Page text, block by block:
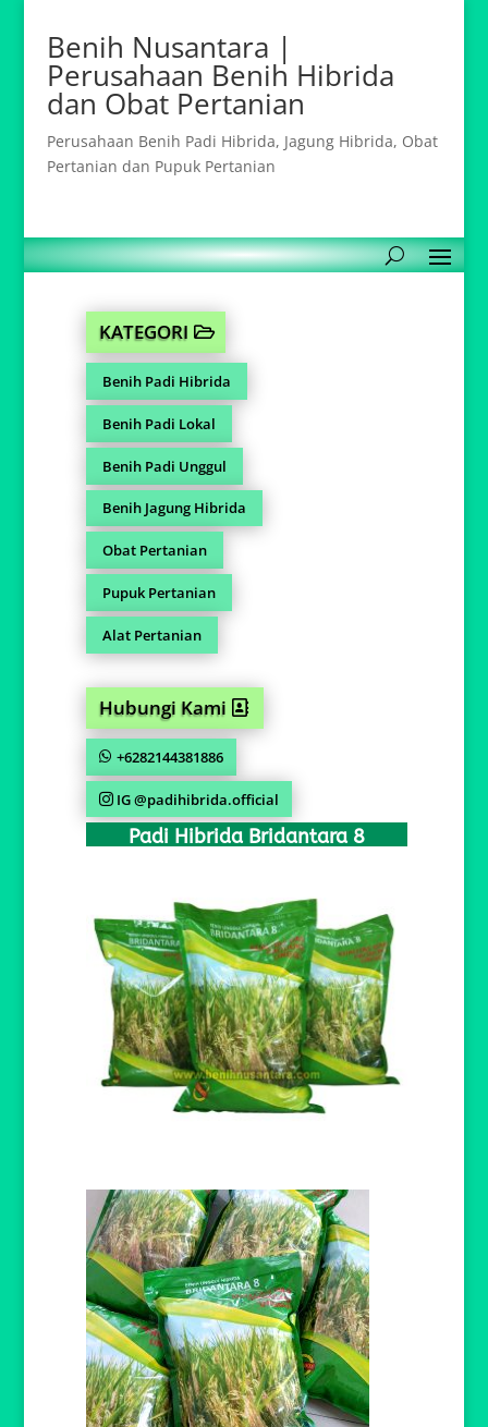
Benih Nusantara |
Perusahaan Benih Hibrida
dan Obat Pertanian
Perusahaan Benih Padi Hibrida, Jagung Hibrida, Obat
Pertanian dan Pupuk Pertanian
KATEGORI
Benih Padi Hibrida
Benih Padi Lokal
Benih Padi Unggul
Benih Jagung Hibrida
Obat Pertanian
Pupuk Pertanian
Alat Pertanian
Hubungi Kami
+6282144381886
IG @padihibrida.official
Padi Hibrida Bridantara 8